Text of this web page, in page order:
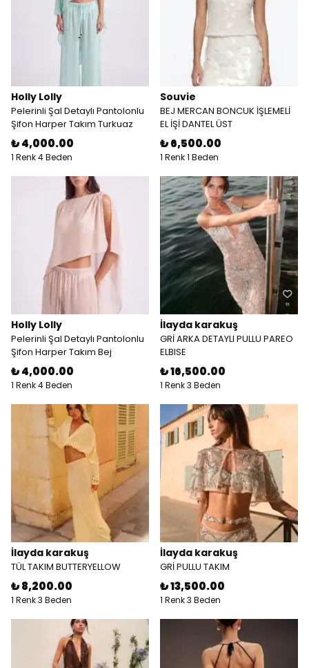
Holly Lolly
Pelerinli Şal Detaylı Pantolonlu
Şifon Harper Takım Turkuaz
₺ 4,000.00
1 Renk 4 Beden
Souvie
BEJ MERCAN BONCUK İŞLEMELİ
EL İŞİ DANTEL ÜST
₺ 6,500.00
1 Renk 1 Beden
Holly Lolly
Pelerinli Şal Detaylı Pantolonlu
Şifon Harper Takım Bej
₺ 4,000.00
1 Renk 4 Beden
İlayda karakuş
GRİ ARKA DETAYLI PULLU PAREO
ELBISE
₺ 16,500.00
1 Renk 3 Beden
İlayda karakuş
TÜL TAKIM BUTTERYELLOW
₺ 8,200.00
1 Renk 3 Beden
İlayda karakuş
GRİ PULLU TAKIM
₺ 13,500.00
1 Renk 3 Beden